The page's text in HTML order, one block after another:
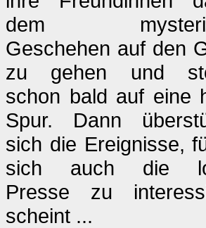
dem
Geschehen auf den
zu gehen und
schon bald auf eine
Spur. Dann
sich die Ereignisse,
sich auch die
Presse zu
scheint ...